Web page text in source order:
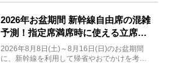
2026年お盆期間 新幹線自由席の混雑
予測！指定席満席時に使える立席特
急券も解説
2026年8月8日(土)～8月16日(日)のお盆期間
に、新幹線を利用して帰省やおでかけを考え